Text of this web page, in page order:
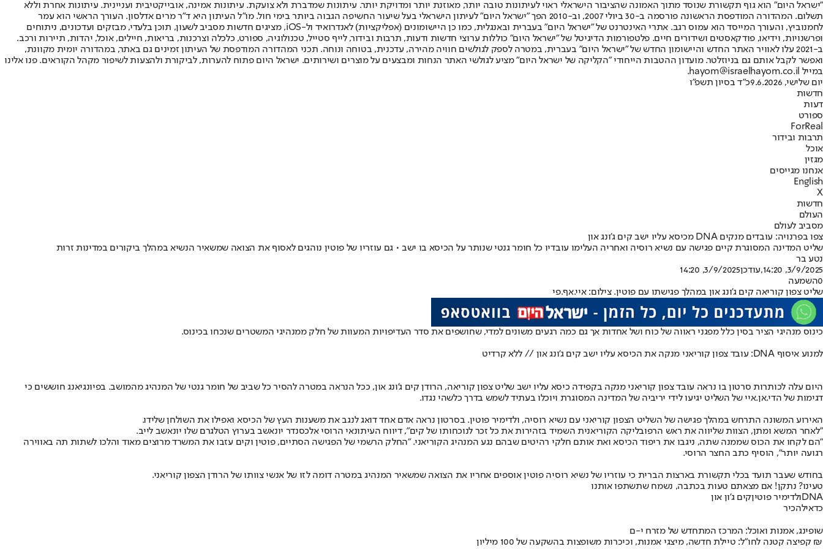
"ישראל היום" הוא גוף תקשורת שנוסד מתוך האמונה שהציבור הישראלי ראוי לעיתונות טובה יותר, מאוזנת יותר ומדויקת יותר. עיתונות שמדברת ולא צועקת. עיתונות אמינה, אובייקטיבית ועניינית. עיתונות אחרת וללא
תשלום. המהדורה המודפסת הראשונה פורסמה ב-30 ביולי 2007, וב-2010 הפך "ישראל היום" לעיתון הישראלי בעל שיעור החשיפה הגבוה ביותר בימי חול. מו"ל העיתון היא ד"ר מרים אדלסון. העורך הראשי הוא עמר
לחמנוביץ, והעורך המייסד הוא עמוס רגב. אתרי האינטרנט של "ישראל היום" בעברית ובאנגלית, כמו כן היישומונים (אפליקציות) לאנדרואיד ול-iOS, מציגים חדשות מסביב לשעון, תוכן בלעדי, מבזקים ועדכונים, ניתוחים
ופרשנויות, וידיאו, פודקאסטים ושידורים חיים. פלטפורמות הדיגיטל של "ישראל היום" כוללות ערוצי חדשות ודעות, תרבות ובידור, לייף סטייל, טכנולוגיה, ספורט, כלכלה וצרכנות, בריאות, חיילים, אוכל, יהדות, תיירות ורכב.
ב-2021 עלו לאוויר האתר החדש והיישומון החדש של "ישראל היום" בעברית, במטרה לספק לגולשים חוויה מהירה, עדכנית, בטוחה ונוחה. תכני המהדורה המודפסת של העיתון זמינים גם באתר, במהדורה יומית מקוונת,
ואפשר לקבל אותם גם בניוזלטר. מועדון ההטבות הייחודי "הקליקה של ישראל היום" מציע לגולשי האתר הנחות ומבצעים על מוצרים ושירותים. ישראל היום פתוח להערות, לביקורת ולהצעות לשיפור מקהל הקוראים. פנו אלינו
במייל hayom@israelhayom.co.il.
יום שלישי, 9.6.2026
כ"ד בסיון תשפ"ו
חדשות
דעות
ספורט
ForReal
תרבות ובידור
אוכל
מגזין
אנחנו מגייסים
English
X
חדשות
העולם
מסביב לעולם
צפו בפרנויה: עובדים מנקים DNA מכיסא עליו ישב קים ג'ונג און
שליט המדינה המסוגרת קיים פגישה עם נשיא רוסיה ואחריה העלימו עובדיו כל חומר גנטי שנותר על הכיסא בו ישב • גם עוזריו של פוטין נוהגים לאסוף את הצואה שמשאיר הנשיא במהלך ביקורים במדינות זרות
נטע בר
3/9/2025, 14:20
,עודכן3/9/2025, 14:20
0השמעה
שליט צפון קוריאה קים ג'ונג און במהלך פגישתו עם פוטין. צילום: איי.אף.פי
כינוס מנהיגי הציר בסין כלל מפגני ראווה של כוח ושל אחדות אך גם כמה רגעים משונים למדי, שחושפים את סדר העדיפויות המעוות של חלק ממנהיגי המשטרים שנכחו בכינוס.
למנוע איסוף DNA: עובד צפון קוריאני מנקה את הכיסא עליו ישב קים ג'ונג און // ללא קרדיט
היום עלה לכותרות סרטון בו נראה עובד צפון קוריאני מנקה בקפידה כיסא עליו ישב שליט צפון קוריאה, הרודן קים ג'ונג און, ככל הנראה במטרה להסיר כל שביב של חומר גנטי של המנהיג מהמושב. בפיונגיאנג חוששים כי
דגימות של הדי.אן.איי של השליט יגיעו לידי יריביה של המדינה המסוגרת ויוכלו בעתיד לשמש בדרך כלשהי נגדו.
האירוע המשונה התרחש במהלך פגישה של השליט הצפון קוריאני עם נשיא רוסיה, ולדימיר פוטין. בסרטון נראה אדם אחד דואג לנגב את משענות העץ של הכיסא ואפילו את השולחן שלידו.
"לאחר המשא ומתן, הצוות שליווה את ראש הרפובליקה הקוריאנית השמיד בזהירות את כל זכר לנוכחותו של קים", דיווח העיתונאי הרוסי אלכסנדר יונאשב בערוץ הטלגרם שלו יונאשב לייב.
"הם לקחו את הכוס שממנה שתה, ניגבו את ריפוד הכיסא ואת אותם חלקי רהיטים שבהם נגע המנהיג הקוריאני. "החלק הרשמי של הפגישה הסתיים, פוטין וקים עזבו את המשרד מרוצים מאוד והלכו לשתות תה באווירה
רגועה יותר", הוסיף כתב החצר הרוסי.
בחודש שעבר תועד בכלי תקשורת בארצות הברית כי עוזריו של נשיא רוסיה פוטין אוספים אחריו את הצואה שמשאיר המנהיג במטרה דומה לזו של אנשי צוותו של הרודן הצפון קוריאני.
טעינו? נתקן! אם מצאתם טעות בכתבה, נשמח שתשתפו אותנו
DNA ולדימיר פוטיןקים ג'ון און
כדאילהכיר
שופינג, אמנות ואוכל: המרכז המתחדש של מזרח י-ם
קפיצה קטנה לחו"ל: טיילת חדשה, מיצגי אמנות, וכיכרות משופצות בהשקעה של 100 מיליון ₪